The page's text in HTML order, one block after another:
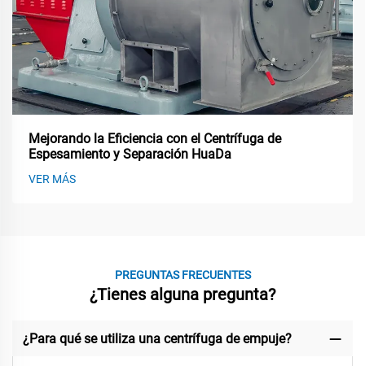
Mejorando la Eficiencia con el Centrífuga de
Espesamiento y Separación HuaDa
VER MÁS
PREGUNTAS FRECUENTES
¿Tienes alguna pregunta?
¿Para qué se utiliza una centrífuga de empuje?